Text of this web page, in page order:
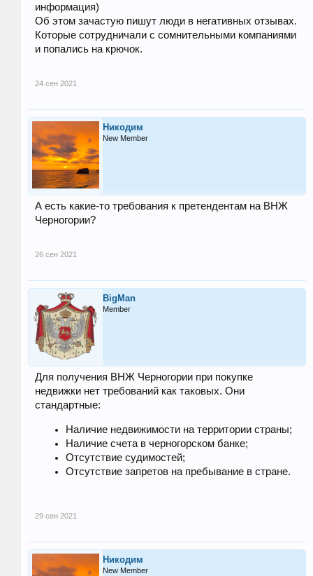
информация)
Об этом зачастую пишут люди в негативных отзывах.
Которые сотрудничали с сомнительными компаниями
и попались на крючок.
24 сен 2021
Никодим
New Member
А есть какие-то требования к претендентам на ВНЖ
Черногории?
26 сен 2021
BigMan
Member
Для получения ВНЖ Черногории при покупке
недвижки нет требований как таковых. Они
стандартные:
Наличие недвижимости на территории страны;
Наличие счета в черногорском банке;
Отсутствие судимостей;
Отсутствие запретов на пребывание в стране.
29 сен 2021
Никодим
New Member